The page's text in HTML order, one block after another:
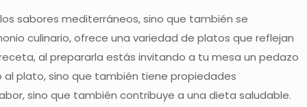
sabores mediterráneos, sino que también se
culinario, ofrece una variedad de platos que reflejan
al prepararla estás invitando a tu mesa un pedazo
al plato, sino que también tiene propiedades
sino que también contribuye a una dieta saludable.